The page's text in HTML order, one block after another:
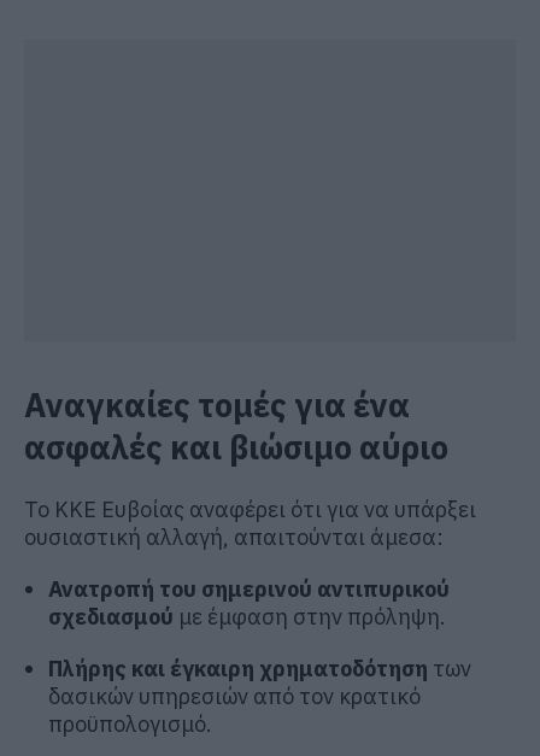
Αναγκαίες τομές για ένα
ασφαλές και βιώσιμο αύριο
Το ΚΚΕ Ευβοίας αναφέρει ότι για να υπάρξει
ουσιαστική αλλαγή, απαιτούνται άμεσα:
Ανατροπή του σημερινού αντιπυρικού
σχεδιασμού με έμφαση στην πρόληψη.
Πλήρης και έγκαιρη χρηματοδότηση των
δασικών υπηρεσιών από τον κρατικό
προϋπολογισμό.